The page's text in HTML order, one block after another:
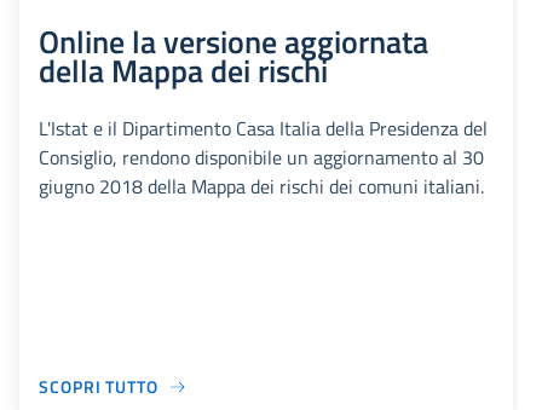
Online la versione aggiornata
della Mappa dei rischi
L'Istat e il Dipartimento Casa Italia della Presidenza del
Consiglio, rendono disponibile un aggiornamento al 30
giugno 2018 della Mappa dei rischi dei comuni italiani.
SCOPRI TUTTO